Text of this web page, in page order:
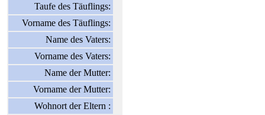
Taufe des Täuflings:
Vorname des Täuflings:
Name des Vaters:
Vorname des Vaters:
Name der Mutter:
Vorname der Mutter:
Wohnort der Eltern :